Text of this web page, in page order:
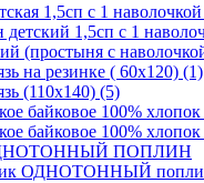
1,5сп с 1
1,5сп с 1
(простыня с
на резинке ( 60х120) (1)
(110х140) (5)
байковое 100%
байковое 100%
ПОПЛИН
ОДНОТОННЫЙ